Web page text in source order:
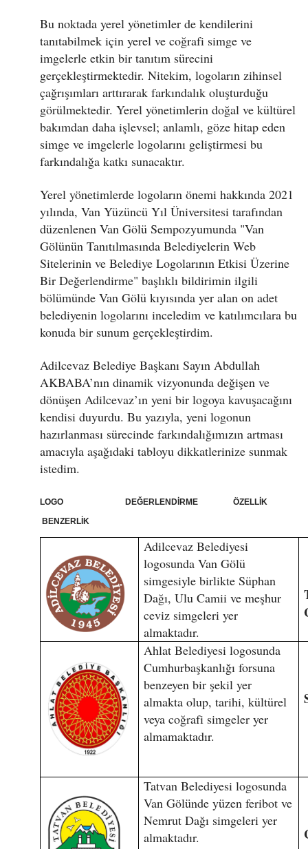
Bu noktada yerel yönetimler de kendilerini
tanıtabilmek için yerel ve coğrafi simge ve
imgelerle etkin bir tanıtım sürecini
gerçekleştirmektedir. Nitekim, logoların zihinsel
çağrışımları arttırarak farkındalık oluşturduğu
görülmektedir. Yerel yönetimlerin doğal ve kültürel
bakımdan daha işlevsel; anlamlı, göze hitap eden
simge ve imgelerle logolarını geliştirmesi bu
farkındalığa katkı sunacaktır.
Yerel yönetimlerde logoların önemi hakkında 2021
yılında, Van Yüzüncü Yıl Üniversitesi tarafından
düzenlenen Van Gölü Sempozyumunda "Van
Gölünün Tanıtılmasında Belediyelerin Web
Sitelerinin ve Belediye Logolarının Etkisi Üzerine
Bir Değerlendirme" başlıklı bildirimin ilgili
bölümünde Van Gölü kıyısında yer alan on adet
belediyenin logolarını inceledim ve katılımcılara bu
konuda bir sunum gerçekleştirdim.
Adilcevaz Belediye Başkanı Sayın Abdullah
AKBABA’nın dinamik vizyonunda değişen ve
dönüşen Adilcevaz’ın yeni bir logoya kavuşacağını
kendisi duyurdu. Bu yazıyla, yeni logonun
hazırlanması sürecinde farkındalığımızın artması
amacıyla aşağıdaki tabloyu dikkatlerinize sunmak
istedim.
LOGO DEĞERLENDİRME ÖZELLİK
BENZERLİK
Adilcevaz Belediyesi
logosunda Van Gölü
simgesiyle birlikte Süphan
Dağı, Ulu Camii ve meşhur
ceviz simgeleri yer
almaktadır.
Ahlat Belediyesi logosunda
Cumhurbaşkanlığı forsuna
benzeyen bir şekil yer
almakta olup, tarihi, kültürel
veya coğrafi simgeler yer
almamaktadır.
Tatvan Belediyesi logosunda
Van Gölünde yüzen feribot ve
Nemrut Dağı simgeleri yer
almaktadır.